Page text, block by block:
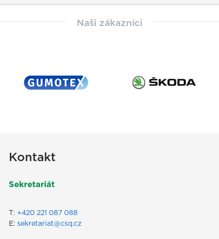
Naši zákazníci
Kontakt
Sekretariát
T: +420 221 087 088
E: sekretariat@csq.cz